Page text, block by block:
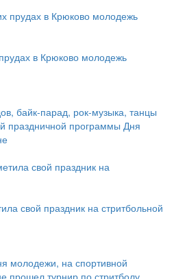
в Крюково молодежь
байк-парад, рок-музыка, танцы
праздничной программы Дня
свой праздник на стритбольной
молодежи, на спортивной